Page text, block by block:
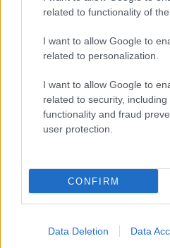
related to functionality of
I want to allow Google to
related to personalization.
I want to allow Google to
related to security,
functionality and fraud
user protection.
CONFIRM
Data Deletion Data
LEGOLVASOTTABB
Paks II.: Mit
széncinegék